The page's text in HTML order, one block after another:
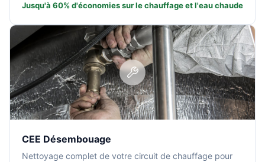
Jusqu'à 60% d'économies sur le chauffage et l'eau chaude
CEE Désembouage
Nettoyage complet de votre circuit de chauffage pour